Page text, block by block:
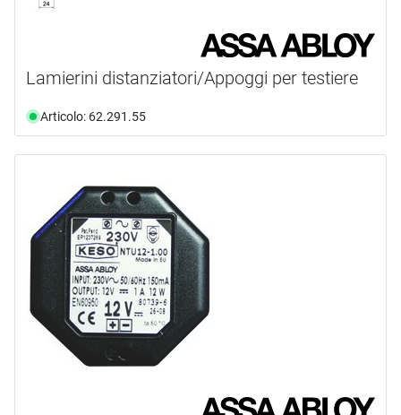
Lamierini distanziatori/Appoggi per testiere
Articolo: 62.291.55